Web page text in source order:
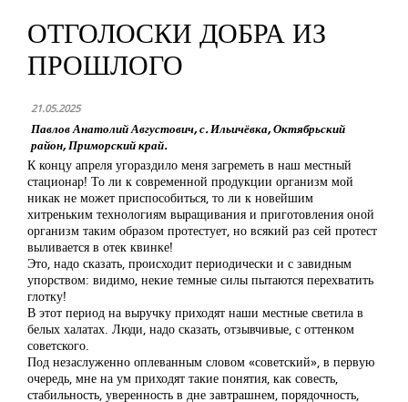
ОТГОЛОСКИ ДОБРА ИЗ
ПРОШЛОГО
21.05.2025
Павлов Анатолий Августович, с. Ильичёвка, Октябрьский
район, Приморский край.
К концу апреля угораздило меня загреметь в наш местный
стационар! То ли к современной продукции организм мой
никак не может приспособиться, то ли к новейшим
хитреньким технологиям выращивания и приготовления оной
организм таким образом протестует, но всякий раз сей протест
выливается в отек квинке!
Это, надо сказать, происходит периодически и с завидным
упорством: видимо, некие темные силы пытаются перехватить
глотку!
В этот период на выручку приходят наши местные светила в
белых халатах. Люди, надо сказать, отзывчивые, с оттенком
советского.
Под незаслуженно оплеванным словом «советский», в первую
очередь, мне на ум приходят такие понятия, как совесть,
стабильность, уверенность в дне завтрашнем, порядочность,